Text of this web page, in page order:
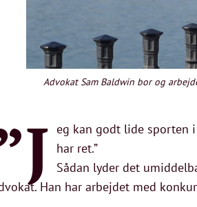
Advokat Sam Baldwin bor og
eg kan godt lide sporten
har ret.”
Sådan lyder det
Han har arbejdet med